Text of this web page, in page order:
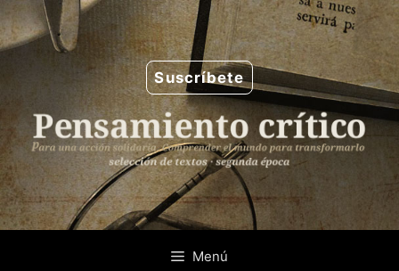
Saltar
al
contenido
Suscríbete
Menú